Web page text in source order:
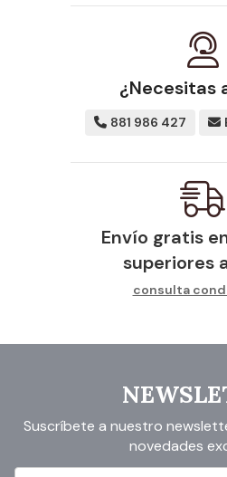
¿Necesitas
881 986 427
Envío gratis
superiores
consulta
Suscríbete a nuestro
novedades